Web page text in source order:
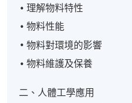
理解物料特性
物料性能
物料對環境的影響
物料維護及保養
二、人體工學應用